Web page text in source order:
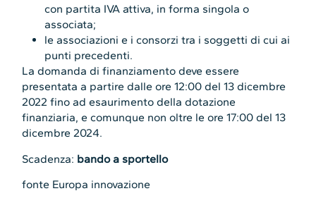
con partita IVA attiva, in forma singola o
associata;
le associazioni e i consorzi tra i soggetti di cui ai
punti precedenti.
La domanda di finanziamento deve essere
presentata a partire dalle ore 12:00 del 13 dicembre
2022 fino ad esaurimento della dotazione
finanziaria, e comunque non oltre le ore 17:00 del 13
dicembre 2024.
Scadenza: bando a sportello
fonte Europa innovazione